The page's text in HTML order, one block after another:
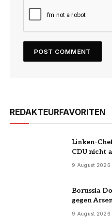
REDAKTEURFAVORITEN
Linken-
CDU nicht
9 August 2026
Borussia
gegen
9 August 2026